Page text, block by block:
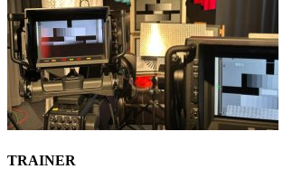
TRAINER